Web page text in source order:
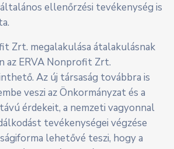
ellenőrzési tevékenység is
Zrt. megalakulása átalakulásnak
az ERVA Nonprofit Zrt.
Az új társaság továbbra is
veszi az Önkormányzat és a
érdekeit, a nemzeti vagyonnal
tevékenységei végzése
lehetővé teszi, hogy a